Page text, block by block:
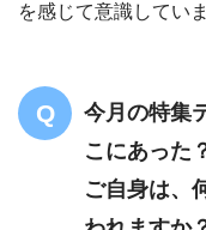
を感じて意識していま
今月の特集
こにあった
ご自身は、